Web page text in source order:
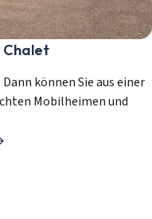
Chalet
Dann können Sie aus einer
Mobilheimen und
erstellen